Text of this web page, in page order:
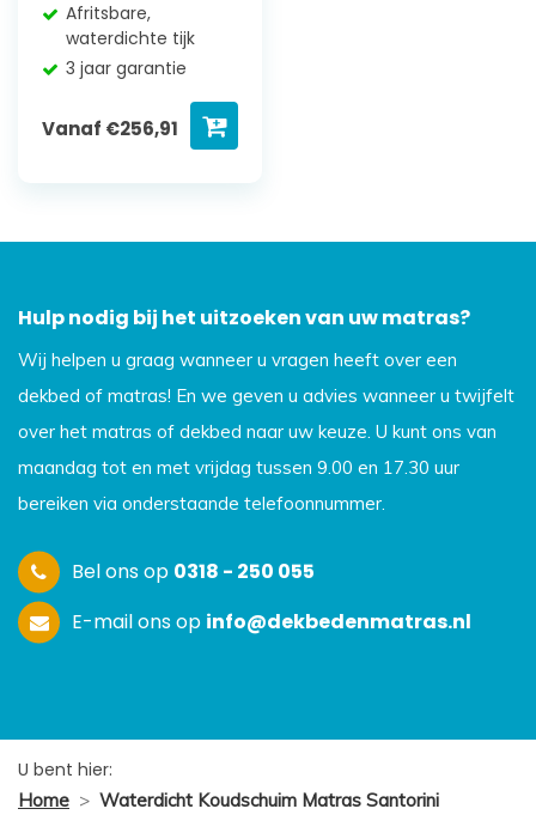
Afritsbare,
waterdichte tijk
3 jaar garantie
Vanaf €256,91
Hulp nodig bij het uitzoeken van uw matras?
Wij helpen u graag wanneer u vragen heeft over een
dekbed of matras! En we geven u advies wanneer u twijfelt
over het matras of dekbed naar uw keuze. U kunt ons van
maandag tot en met vrijdag tussen 9.00 en 17.30 uur
bereiken via onderstaande telefoonnummer.
Bel ons op 0318 - 250 055
E-mail ons op info@dekbedenmatras.nl
U bent hier:
Home > Waterdicht Koudschuim Matras Santorini